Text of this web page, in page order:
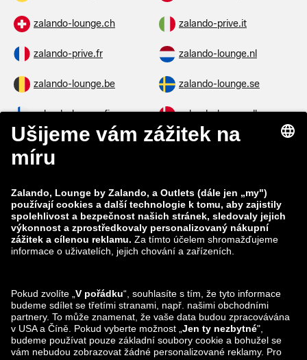
zalando-lounge.ch zalando-prive.it
zalando-prive.fr zalando-lounge.nl
zalando-lounge.be zalando-lounge.se
zalando-lounge.fi zalando-lounge.dk
zalando-lounge.co.uk zalando-lounge.pl
zalando-lounge.lt zalando-lounge.sk
zalando-lounge.ro zalando-lounge.hr
zalando-lounge.lu zalando-lounge.ee
zalando-lounge.lv zalando-lounge.no